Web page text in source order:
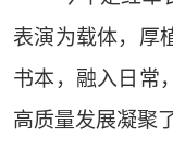
表演为载体，厚
书本，融入日常
高质量发展凝聚